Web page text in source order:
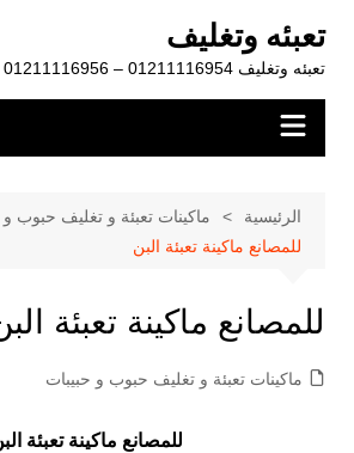
المحتوى
تعبئه وتغليف
تعبئه وتغليف 01211116954 – 01211116956 – 01211116958
الرئيسية
ماكينات تعبئة و تغليف حبوب و
للمصانع ماكينة تعبئة البن
للمصانع ماكينة تعبئة
ماكينات تعبئة و تغليف حبوب و حبيبات
للمصانع ماكينة تعبئة